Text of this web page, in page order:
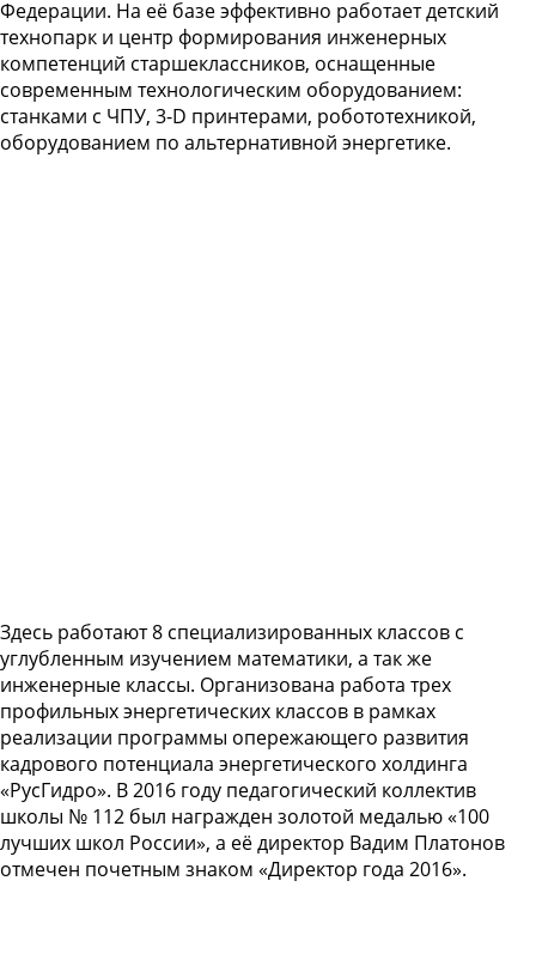
Федерации. На её базе эффективно работает детский
технопарк и центр формирования инженерных
компетенций старшеклассников, оснащенные
современным технологическим оборудованием:
станками с ЧПУ, 3-D принтерами, робототехникой,
оборудованием по альтернативной энергетике.
Здесь работают 8 специализированных классов с
углубленным изучением математики, а так же
инженерные классы. Организована работа трех
профильных энергетических классов в рамках
реализации программы опережающего развития
кадрового потенциала энергетического холдинга
«РусГидро». В 2016 году педагогический коллектив
школы № 112 был награжден золотой медалью «100
лучших школ России», а её директор Вадим Платонов
отмечен почетным знаком «Директор года 2016».